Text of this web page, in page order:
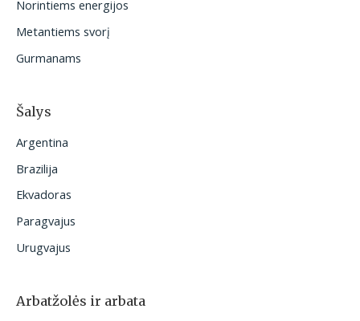
:
Norintiems energijos
Metantiems svorį
Gurmanams
Šalys
Argentina
Brazilija
Ekvadoras
Paragvajus
Urugvajus
Arbatžolės ir arbata